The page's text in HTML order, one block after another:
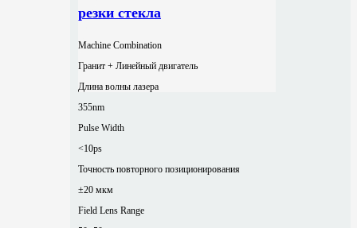
резки стекла
Machine Combination
Гранит + Линейный двигатель
Длина волны лазера
355nm
Pulse Width
<10ps
Точность повторного позиционирования
±20 мкм
Field Lens Range